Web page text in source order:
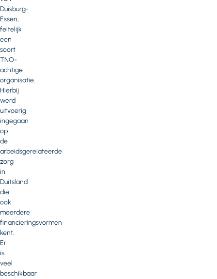
Duisburg-
Essen,
feitelijk
een
soort
TNO-
achtige
organisatie.
Hierbij
werd
uitvoerig
ingegaan
op
de
arbeidsgerelateerde
zorg
in
Duitsland
die
ook
meerdere
financieringsvormen
kent.
Er
is
veel
beschikbaar